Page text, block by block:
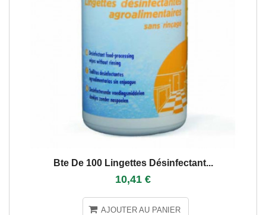
Bte De 100 Lingettes Désinfectant...
10,41 €
AJOUTER AU PANIER